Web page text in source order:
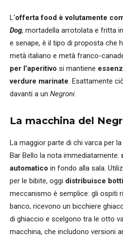
L’offerta food è volutamente
Dog, mortadella arrotolata e fritta
e senape, è il tipo di proposta che
metà italiano e metà franco-
per l’aperitivo si mantiene
verdure marinate. Esattamente
davanti a un Negroni.
La macchina del
La maggior parte di chi varca per
Bar Bello la nota immediatamente:
automatico in fondo alla sala.
per le bibite, oggi distribuisce
meccanismo è semplice: gli ospiti
banco, ricevono un bicchiere
di ghiaccio e scelgono tra le otto
macchina, che includono versioni